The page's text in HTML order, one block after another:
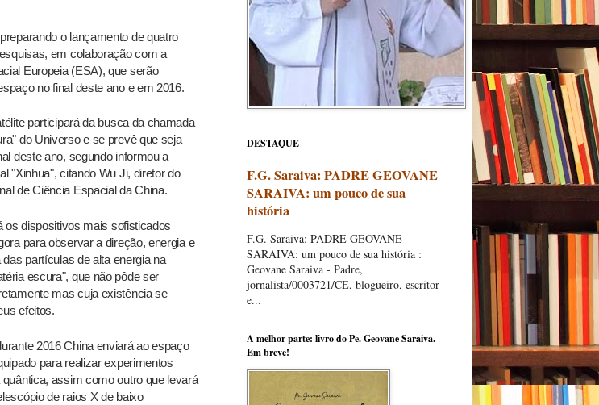
o lançamento de quatro
em colaboração com a
Europeia (ESA), que serão
no final deste ano e em 2016.
participará da busca da chamada
do Universo e se prevê que seja
deste ano, segundo informou a
"Xinhua", citando Wu Ji, diretor do
de Ciência Espacial da China.
os dispositivos mais sofisticados
para observar a direção, energia e
partículas de alta energia na
escura", que não pôde ser
mas cuja existência se
efeitos.
2016 China enviará ao espaço
para realizar experimentos
assim como outro que levará
de raios X de baixo
DESTAQUE
F.G. Saraiva: PADRE GEOVANE
SARAIVA: um pouco de sua
história
F.G. Saraiva: PADRE GEOVANE
SARAIVA: um pouco de sua história :
Geovane Saraiva - Padre,
jornalista/0003721/CE, blogueiro, escritor
e...
A melhor parte: livro do Pe. Geovane Saraiva.
Em breve!